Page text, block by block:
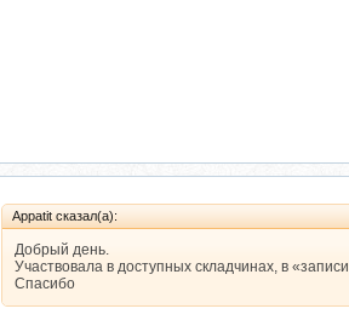
Appatit сказал(а):
Добрый день.
Участвовала в доступных складчинах, в
Спасибо